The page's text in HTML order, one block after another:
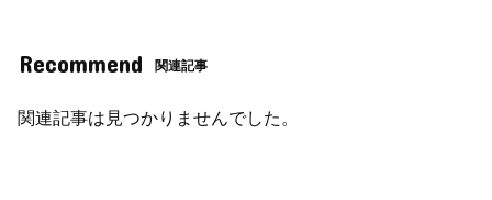
Recommend 関連記事
関連記事は見つかりませんでした。